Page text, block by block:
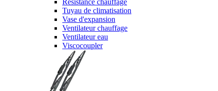
Résistance chauffage
Tuyau de climatisation
Vase d'expansion
Ventilateur chauffage
Ventilateur eau
Viscocoupler